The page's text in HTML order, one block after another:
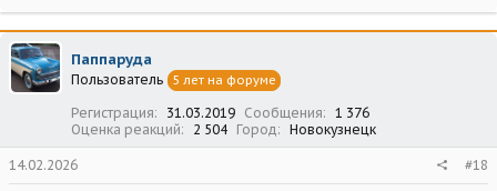
а
к
ц
и
и
Паппаруда
Пользователь 5 лет на форуме
Регистрация 31.03.2019 Сообщения
1 376
Оценка реакций
2 504 Город Новокузнецк
14.02.2026 #18